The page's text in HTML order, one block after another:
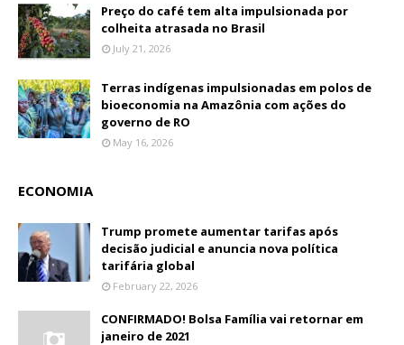
Preço do café tem alta impulsionada por
colheita atrasada no Brasil
July 21, 2026
Terras indígenas impulsionadas em polos de
bioeconomia na Amazônia com ações do
governo de RO
May 16, 2026
ECONOMIA
Trump promete aumentar tarifas após
decisão judicial e anuncia nova política
tarifária global
February 22, 2026
CONFIRMADO! Bolsa Família vai retornar em
janeiro de 2021